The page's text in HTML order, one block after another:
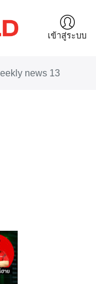
เข้าสู่ระบบ
news 13